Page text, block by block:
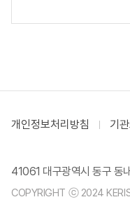
개인정보처리방침 기
41061 대구광역시 동구 동
COPYRIGHT ⓒ 2024